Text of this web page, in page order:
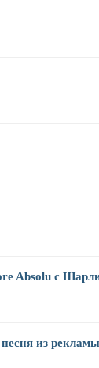
Absolu с
из рекламы